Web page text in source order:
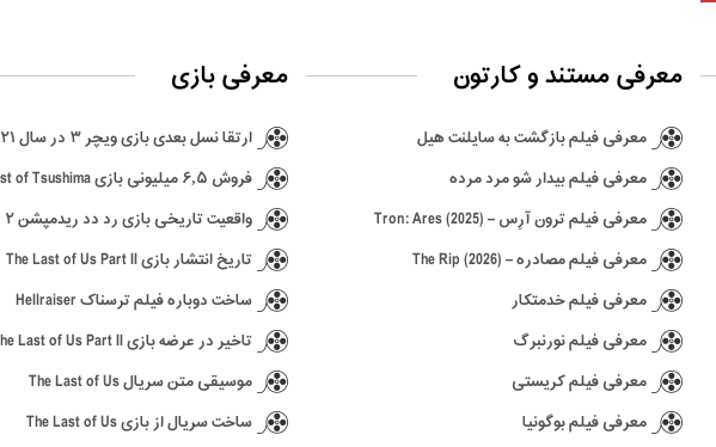
معرفی مستند و کارتون
معرفی فیلم بازگشت به سایلنت هیل
معرفی فیلم بیدار شو مرد مرده
معرفی فیلم ترون آرِس – Tron: Ares (2025)
معرفی فیلم مصادره – The Rip (2026)
معرفی فیلم خدمتکار
معرفی فیلم نورنبرگ
معرفی فیلم کریستی
معرفی فیلم بوگونیا
معرفی بازی
ارتقا نسل بعدی بازی ویچر ۳ در سال ۲۰۲۱
فروش ۶٫۵ میلیونی بازی Ghost of Tsushima
واقعیت تاریخی بازی رد دد ریدمپشن ۲
تاریخ انتشار بازی The Last of Us Part II
ساخت دوباره فیلم ترسناک Hellraiser
تاخیر در عرضه بازی The Last of Us Part II
موسیقی متن سریال The Last of Us
ساخت سریال از بازی The Last of Us